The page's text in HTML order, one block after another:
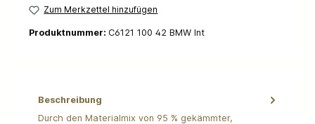
Zum Merkzettel hinzufügen
Produktnummer: C6121 100 42 BMW Int
Beschreibung
Durch den Materialmix von 95 % gekämmter,